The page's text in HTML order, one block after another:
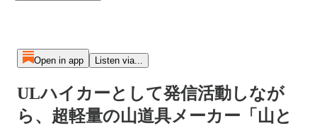
Open in app Listen via...
ULハイカーとして発信活動しなが
ら、超軽量の山道具メーカー「山と